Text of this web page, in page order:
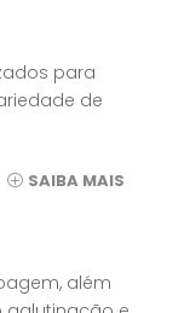
para
de
SAIBA MAIS
além